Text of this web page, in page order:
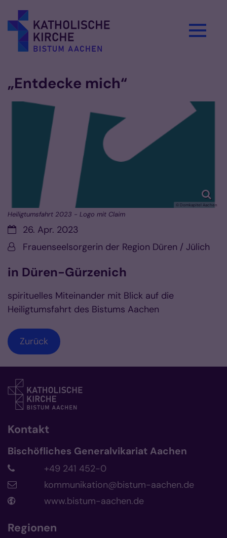
„Entdecke mich“
© Domkapitel Aachen
Heiligtumsfahrt 2023 - Logo mit Claim
Datum:26. Apr. 2023
Von:Frauenseelsorgerin der Region Düren / Jülich
in Düren-Gürzenich
spirituelles Miteinander mit Blick auf die
Heiligtumsfahrt des Bistums Aachen
Zurück
Kontakt
Bischöfliches Generalvikariat Aachen
+49 241 452-0
kommunikation@bistum-aachen.de
www.bistum-aachen.de
Regionen